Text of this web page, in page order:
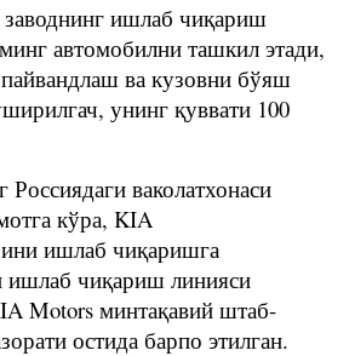
ишлаб чиқариш
автомобилни ташкил этади,
ва кузовни бўяш
унинг қуввати 100
ваколатхонаси
кўра, KIA
ишлаб чиқаришга
ишлаб чиқариш линияси
Motors минтақавий штаб-
остида барпо этилган.